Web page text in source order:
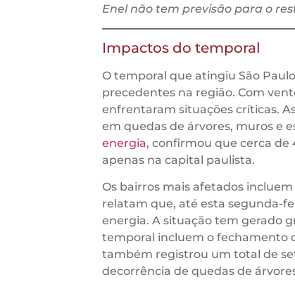
Enel não tem previsão para o
Impactos do temporal
O temporal que atingiu São
precedentes na região. Com
enfrentaram situações críticas.
em quedas de árvores, muros e
energia, confirmou que cerca de
apenas na capital paulista.
Os bairros mais afetados
relatam que, até esta segunda-
energia. A situação tem gerado
temporal incluem o fechamento
também registrou um total de
decorrência de quedas de